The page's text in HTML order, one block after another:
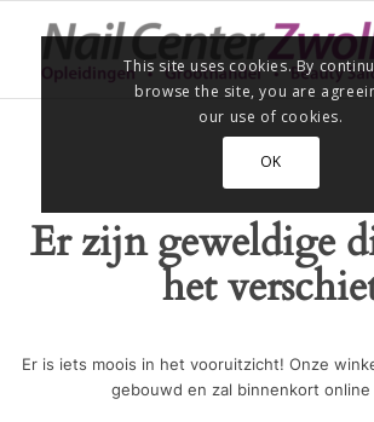
Er zijn geweldige
het
Er is iets moois in het vooruitzicht! Onze
gebouwd en zal binnenkort online
This site uses cookies. By
browse the site, you are
our use of cookies.
OK